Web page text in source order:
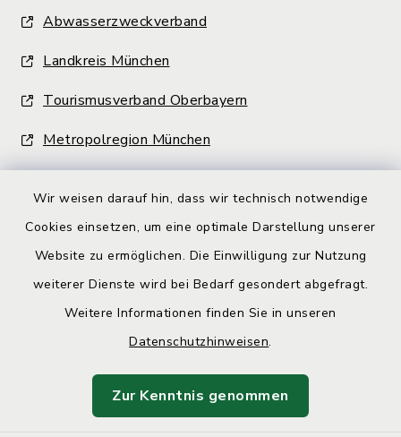
Wir weisen darauf hin, dass wir technisch notwendige
Cookies einsetzen, um eine optimale Darstellung unserer
Website zu ermöglichen. Die Einwilligung zur Nutzung
weiterer Dienste wird bei Bedarf gesondert abgefragt.
Weitere Informationen finden Sie in unseren
Datenschutzhinweisen.
Zur Kenntnis genommen
Abwasserzweckverband
Landkreis München
Tourismusverband Oberbayern
Metropolregion München
Barrierefreiheit